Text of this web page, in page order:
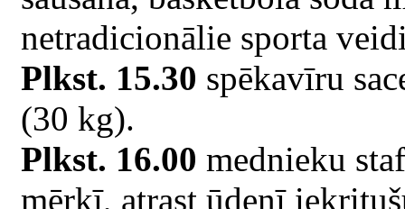
netradicionālie sporta
Plkst. 15.30 spēkavīru
(30 kg).
Plkst. 16.00 mednieku
mērķī, atrast ūdenī